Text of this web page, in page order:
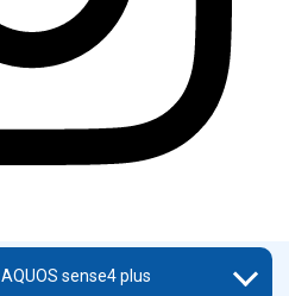
AQUOS sense4 plus